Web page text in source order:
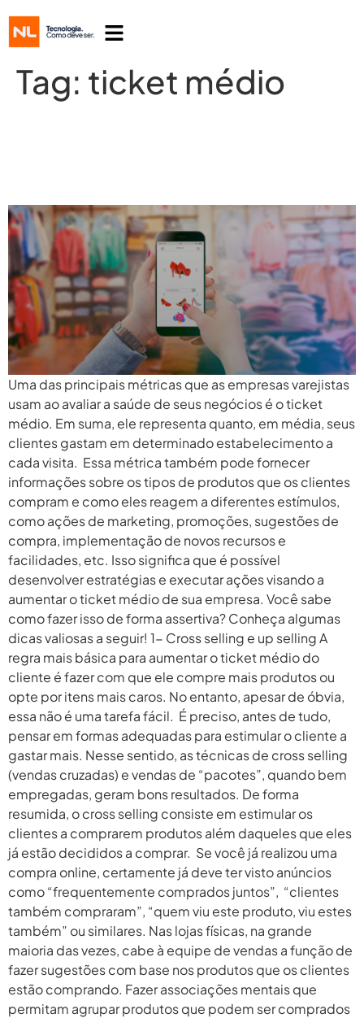
Tag: ticket médio
Uma das principais métricas que as empresas varejistas
usam ao avaliar a saúde de seus negócios é o ticket
médio. Em suma, ele representa quanto, em média, seus
clientes gastam em determinado estabelecimento a
cada visita. Essa métrica também pode fornecer
informações sobre os tipos de produtos que os clientes
compram e como eles reagem a diferentes estímulos,
como ações de marketing, promoções, sugestões de
compra, implementação de novos recursos e
facilidades, etc. Isso significa que é possível
desenvolver estratégias e executar ações visando a
aumentar o ticket médio de sua empresa. Você sabe
como fazer isso de forma assertiva? Conheça algumas
dicas valiosas a seguir! 1- Cross selling e up selling A
regra mais básica para aumentar o ticket médio do
cliente é fazer com que ele compre mais produtos ou
opte por itens mais caros. No entanto, apesar de óbvia,
essa não é uma tarefa fácil. É preciso, antes de tudo,
pensar em formas adequadas para estimular o cliente a
gastar mais. Nesse sentido, as técnicas de cross selling
(vendas cruzadas) e vendas de “pacotes”, quando bem
empregadas, geram bons resultados. De forma
resumida, o cross selling consiste em estimular os
clientes a comprarem produtos além daqueles que eles
já estão decididos a comprar. Se você já realizou uma
compra online, certamente já deve ter visto anúncios
como “frequentemente comprados juntos”, “clientes
também compraram”, “quem viu este produto, viu estes
também” ou similares. Nas lojas físicas, na grande
maioria das vezes, cabe à equipe de vendas a função de
fazer sugestões com base nos produtos que os clientes
estão comprando. Fazer associações mentais que
permitam agrupar produtos que podem ser comprados